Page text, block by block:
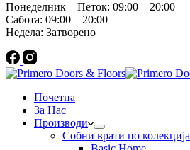
Понеделник – Петок: 09:00 – 20:00
Сабота: 09:00 – 20:00
Недела: Затворено
Почетна
За Нас
Производи
Собни врати по колекција